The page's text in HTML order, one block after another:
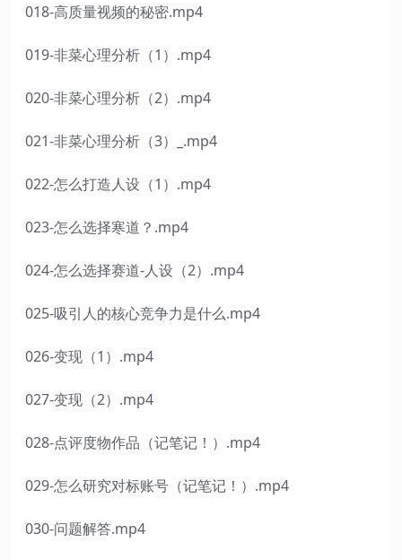
018-高质量视频的秘密.mp4
019-非菜心理分析（1）.mp4
020-非菜心理分析（2）.mp4
021-非菜心理分析（3）_.mp4
022-怎么打造人设（1）.mp4
023-怎么选择寒道？.mp4
024-怎么选择赛道-人设（2）.mp4
025-吸引人的核心竞争力是什么.mp4
026-变现（1）.mp4
027-变现（2）.mp4
028-点评度物作品（记笔记！）.mp4
029-怎么研究对标账号（记笔记！）.mp4
030-问题解答.mp4